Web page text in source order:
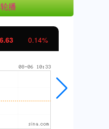
播
3.29 0.29%